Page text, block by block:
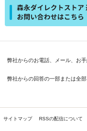
森永ダイレクトストア
お問い合わせはこちら
弊社からのお電話、メール、お
弊社からの回答の一部または全
サイトマップ RSSの配信について